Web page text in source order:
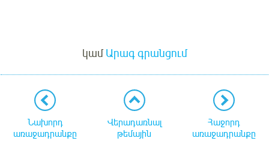
կամԱրագ գրանցում
Նախորդ
առաջադրանքը
Վերադառնալ
թեմային
Հաջորդ
առաջադրանքը